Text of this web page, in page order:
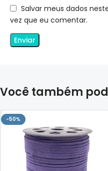
Salvar meus dados
vez que eu comentar.
Você também
-50%